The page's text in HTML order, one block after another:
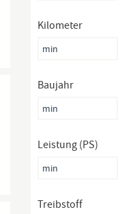
Kilometer
Baujahr
Leistung (PS)
Treibstoff